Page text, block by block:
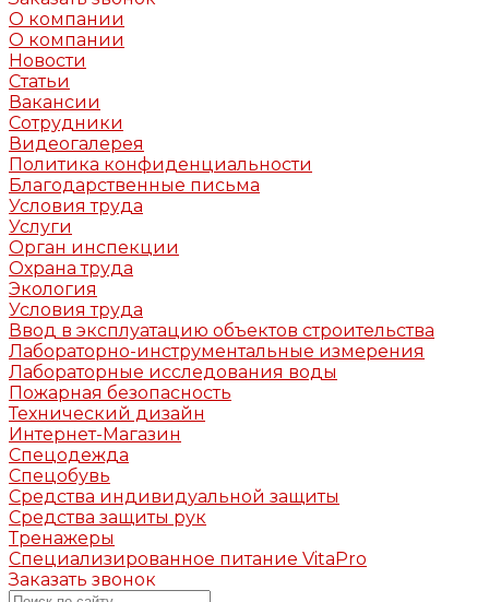
О компании
О компании
Новости
Статьи
Вакансии
Сотрудники
Видеогалерея
Политика конфиденциальности
Благодарственные письма
Условия труда
Услуги
Орган инспекции
Охрана труда
Экология
Условия труда
Ввод в эксплуатацию объектов строительства
Лабораторно-инструментальные измерения
Лабораторные исследования воды
Пожарная безопасность
Технический дизайн
Интернет-Магазин
Спецодежда
Спецобувь
Средства индивидуальной защиты
Средства защиты рук
Тренажеры
Специализированное питание VitaPro
Заказать звонок